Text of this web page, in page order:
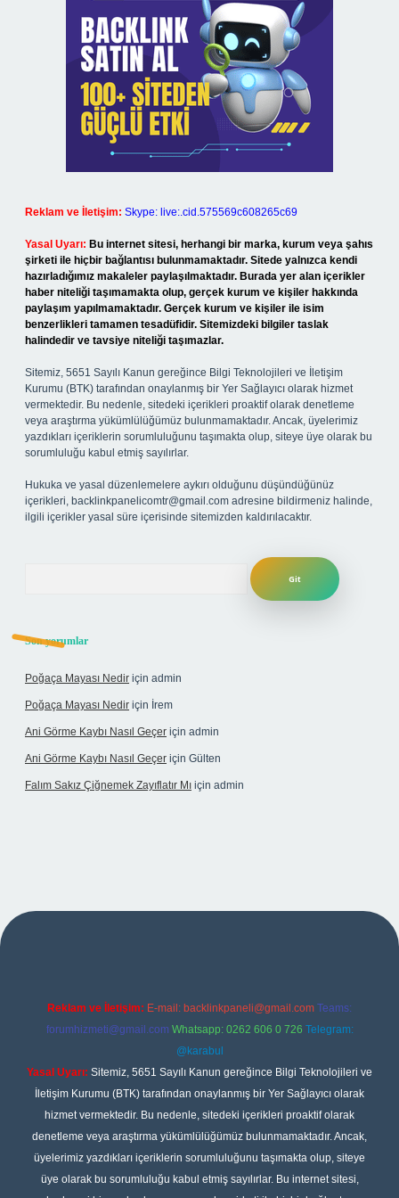
Reklam ve İletişim: Skype: live:.cid.575569c608265c69
Yasal Uyarı: Bu internet sitesi, herhangi bir marka, kurum veya şahıs
şirketi ile hiçbir bağlantısı bulunmamaktadır. Sitede yalnızca kendi
hazırladığımız makaleler paylaşılmaktadır. Burada yer alan içerikler
haber niteliği taşımamakta olup, gerçek kurum ve kişiler hakkında
paylaşım yapılmamaktadır. Gerçek kurum ve kişiler ile isim
benzerlikleri tamamen tesadüfidir. Sitemizdeki bilgiler taslak
halindedir ve tavsiye niteliği taşımazlar.
Sitemiz, 5651 Sayılı Kanun gereğince Bilgi Teknolojileri ve İletişim
Kurumu (BTK) tarafından onaylanmış bir Yer Sağlayıcı olarak hizmet
vermektedir. Bu nedenle, sitedeki içerikleri proaktif olarak denetleme
veya araştırma yükümlülüğümüz bulunmamaktadır. Ancak, üyelerimiz
yazdıkları içeriklerin sorumluluğunu taşımakta olup, siteye üye olarak bu
sorumluluğu kabul etmiş sayılırlar.
Hukuka ve yasal düzenlemelere aykırı olduğunu düşündüğünüz
içerikleri, backlinkpanelicomtr@gmail.com adresine bildirmeniz halinde,
ilgili içerikler yasal süre içerisinde sitemizden kaldırılacaktır.
Son yorumlar
Poğaça Mayası Nedir için admin
Poğaça Mayası Nedir için İrem
Ani Görme Kaybı Nasıl Geçer için admin
Ani Görme Kaybı Nasıl Geçer için Gülten
Falım Sakız Çiğnemek Zayıflatır Mı için admin
Reklam ve İletişim: E-mail: backlinkpaneli@gmail.com Teams:
forumhizmeti@gmail.com Whatsapp: 0262 606 0 726 Telegram:
@karabul
Yasal Uyarı: Sitemiz, 5651 Sayılı Kanun gereğince Bilgi Teknolojileri ve
İletişim Kurumu (BTK) tarafından onaylanmış bir Yer Sağlayıcı olarak
hizmet vermektedir. Bu nedenle, sitedeki içerikleri proaktif olarak
denetleme veya araştırma yükümlülüğümüz bulunmamaktadır. Ancak,
üyelerimiz yazdıkları içeriklerin sorumluluğunu taşımakta olup, siteye
üye olarak bu sorumluluğu kabul etmiş sayılırlar. Bu internet sitesi,